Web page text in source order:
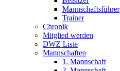
Mannschaftsführer
Trainer
Chronik
Mitglied werden
DWZ Liste
Mannschaften
1. Mannschaft